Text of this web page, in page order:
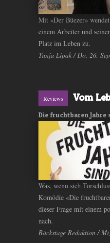
Mit «Der Büezer»
einem Arbeiter und
Platz im Leben zu.
Tanja Lipak / Do, 26.
Reviews Vom
Die fruchtbaren Jahre
Was, wenn sich
Komödie «Die
dieser Frage mit einem
nach.
Bäckstage Redaktion /